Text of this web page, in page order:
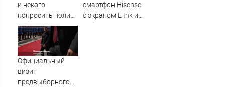
и некого
попросить полить
цветы? Обычная
винная бутылка
спасет ваши
комнатные
смартфон Hisense
с экраном E Ink и
Официальный
визит
предвыборного